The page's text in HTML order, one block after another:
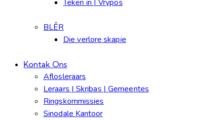
Teken in | Vrypos
BLÊR
Die verlore skapie
Kontak Ons
Aflosleraars
Leraars | Skribas | Gemeentes
Ringskommissies
Sinodale Kantoor